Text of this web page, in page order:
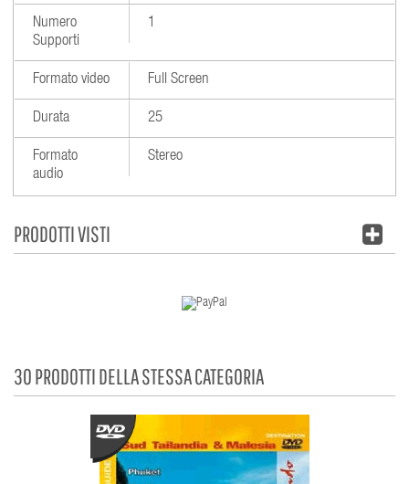
Numero
Supporti
1
Formato video Full Screen
Durata 25
Formato
audio
Stereo
PRODOTTI VISTI
30 PRODOTTI DELLA STESSA CATEGORIA